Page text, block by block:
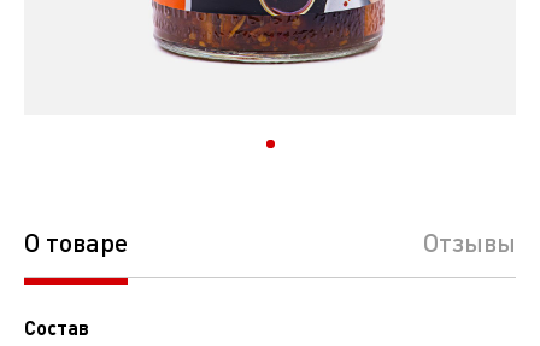
О товаре Отзывы
Состав